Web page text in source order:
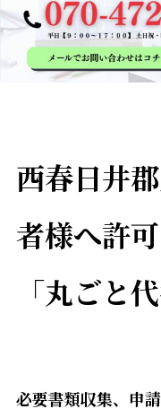
西春日井
者様へ――許
「丸ごと
必要書類収集、申